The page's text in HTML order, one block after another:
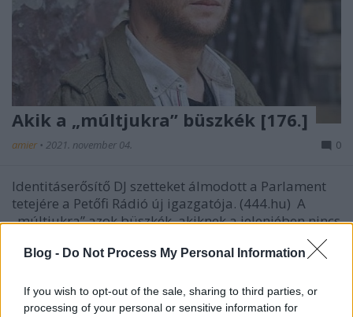
Blog - Do Not Process My Personal Information
If you wish to opt-out of the sale, sharing to third parties, or
processing of your personal or sensitive information for
Akik a „múltjukra” büszkék [176.]
amier • 2021. november 04. 0
Identitáserősítő DJ szetteket álmodott a Parlament
tetejére a Petőfi Rádió új igazgatója. (444.hu) A
„múltjukra” azok büszkék, akiknek a jelenjében nincs
semmi előremutató. Azok, akik nem csináltak soha
semmi olyasmit, amire büszkék lehetnének. Ők
még…